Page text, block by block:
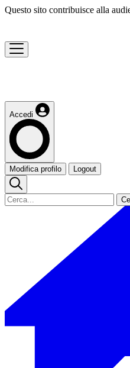
Questo sito contribuisce alla
Accedi
Modifica profilo Logout